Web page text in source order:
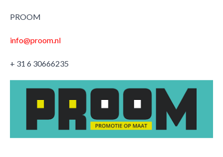
PROOM
info@proom.nl
+ 31 6 30666235